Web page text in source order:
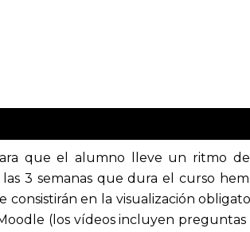
que el alumno lleve un ritmo
3 semanas que dura el curso
consistirán en la visualización
(los vídeos incluyen